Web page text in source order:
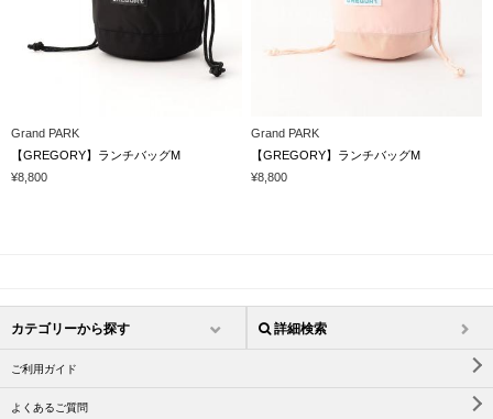
Grand PARK
【GREGORY】ランチバッグM
¥8,800
Grand PARK
【GREGORY】ランチバッグM
¥8,800
カテゴリーから探す 詳細検索
ご利用ガイド
よくあるご質問